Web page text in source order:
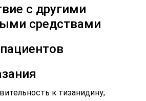
с другими
средствами
к тизанидину;